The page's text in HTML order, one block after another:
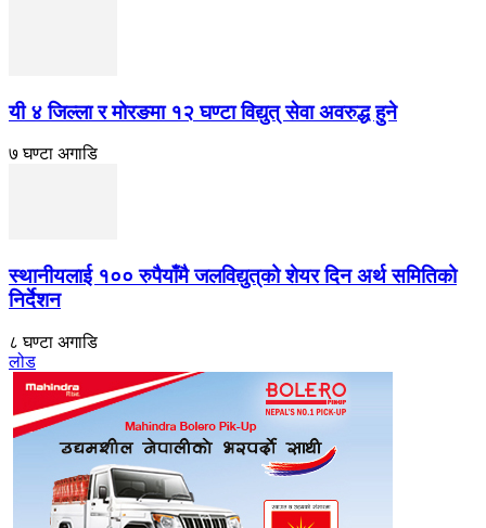
यी ४ जिल्ला र मोरङमा १२ घण्टा विद्युत् सेवा अवरुद्ध हुने
७ घण्टा अगाडि
स्थानीयलाई १०० रुपैयाँमै जलविद्युत्‌को शेयर दिन अर्थ समितिको
निर्देशन
८ घण्टा अगाडि
लोड